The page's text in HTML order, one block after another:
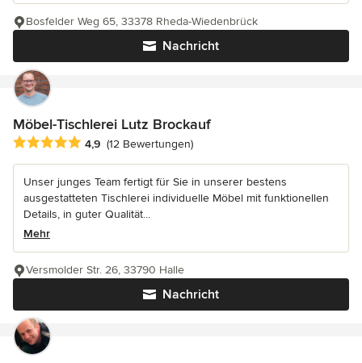
Nachricht
Bosfelder Weg 65, 33378 Rheda-Wiedenbrück
Möbel-Tischlerei Lutz Brockauf
Durchschnittliche Bewertung: 4.9 von 5 Sternen
4,9 (12 Bewertungen)
Unser junges Team fertigt für Sie in unserer bestens
ausgestatteten Tischlerei individuelle Möbel mit funktionellen
Details, in guter Qualität...
Mehr
Nachricht
Versmolder Str. 26, 33790 Halle